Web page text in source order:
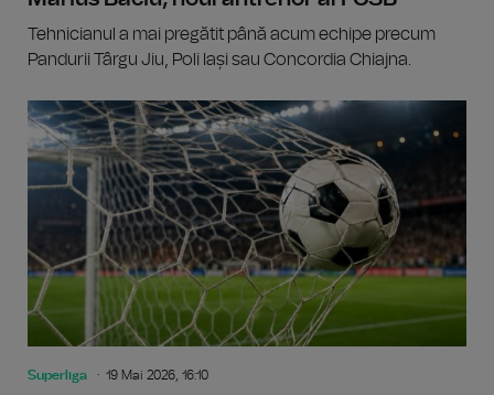
Tehnicianul a mai pregătit până acum echipe precum
Pandurii Târgu Jiu, Poli Iași sau Concordia Chiajna.
Superliga 19 Mai 2026, 16:10